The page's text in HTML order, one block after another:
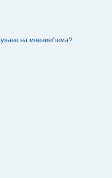
на мнение/тема?